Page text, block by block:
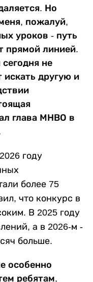
Но
пожалуй,
уроков - путь
прямой линией.
не
искать другую и
глава МНВО в
году
более 75
что конкурс в
В 2025 году
а в 2026-м -
больше.
особенно
ребятам,